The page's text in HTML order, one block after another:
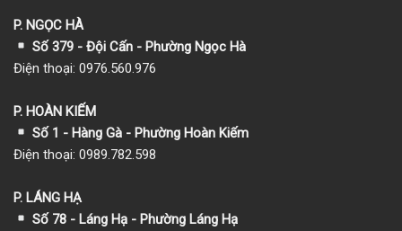
P. NGỌC HÀ
Số 379 - Đội Cấn - Phường Ngọc Hà
Điện thoại: 0976.560.976
P. HOÀN KIẾM
Số 1 - Hàng Gà - Phường Hoàn Kiếm
Điện thoại: 0989.782.598
P. LÁNG HẠ
Số 78 - Láng Hạ - Phường Láng Hạ